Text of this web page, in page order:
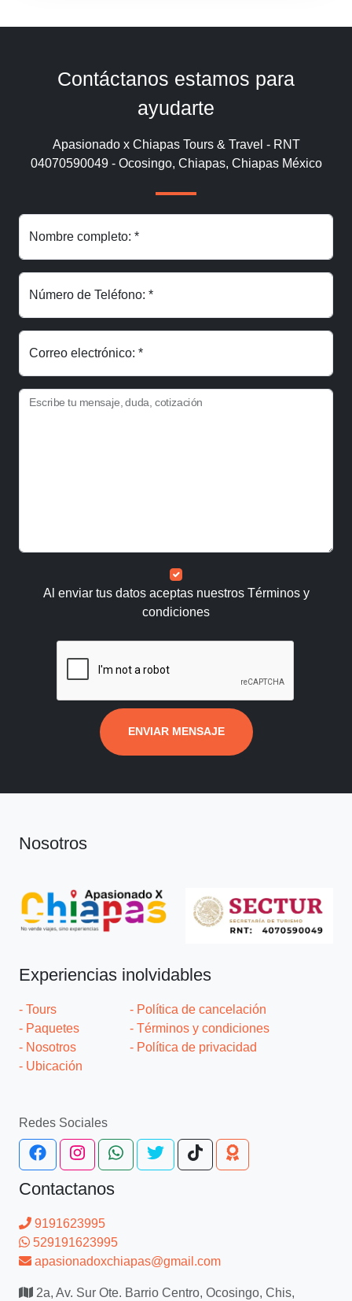
Contáctanos estamos para
ayudarte
Apasionado x Chiapas Tours & Travel - RNT
04070590049 - Ocosingo, Chiapas, Chiapas México
Nombre completo: *
Número de Teléfono: *
Correo electrónico: *
Escribe tu mensaje, duda, cotización
Al enviar tus datos aceptas nuestros Términos y
condiciones
ENVIAR MENSAJE
Nosotros
Experiencias inolvidables
- Tours
- Paquetes
- Nosotros
- Ubicación
- Política de cancelación
- Términos y condiciones
- Política de privacidad
Redes Sociales
Contactanos
9191623995
529191623995
apasionadoxchiapas@gmail.com
2a, Av. Sur Ote. Barrio Centro, Ocosingo, Chis,